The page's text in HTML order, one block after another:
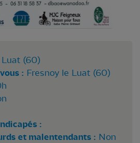
Luat (60)
: Fresnoy le Luat (60)
:
et malentendants : Non